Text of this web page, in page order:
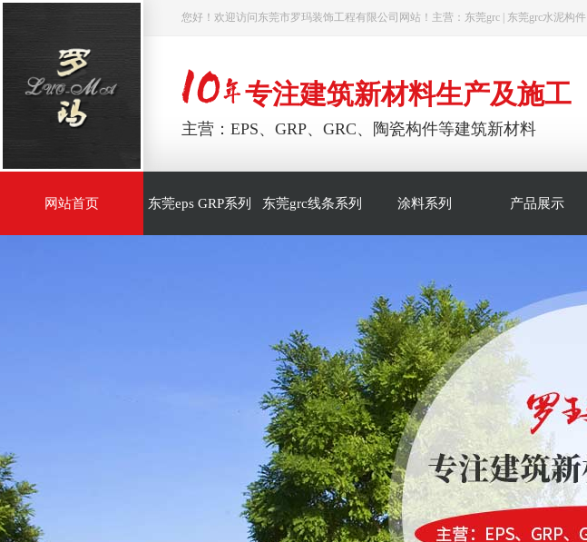
您好！欢迎访问东莞市罗玛装饰工程有限公司网站！主营： 东莞grc 东莞grc水泥构件
专注建筑新材料生产及施工
主营：EPS、GRP、GRC、陶瓷构件等建筑新材料
网站首页 东莞eps GRP系列 东莞grc线条系列 涂料系列 产品展示